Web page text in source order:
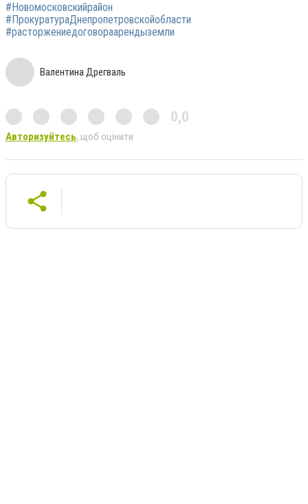
#Новомосковскийрайон
#ПрокуратураДнепропетровскойобласти
#расторжениедоговораарендыземли
Валентина Дрегваль
0,0
Авторизуйтесь, щоб оцінити